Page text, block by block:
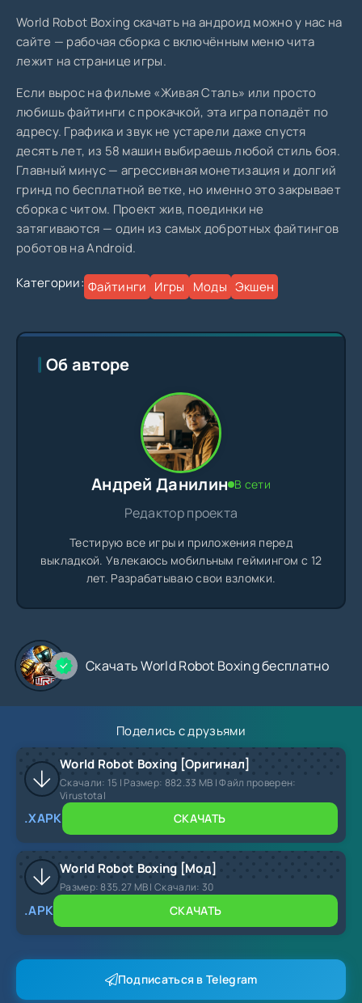
World Robot Boxing скачать на андроид можно у нас на
сайте — рабочая сборка с включённым меню чита
лежит на странице игры.
Если вырос на фильме «Живая Сталь» или просто
любишь файтинги с прокачкой, эта игра попадёт по
адресу. Графика и звук не устарели даже спустя
десять лет, из 58 машин выбираешь любой стиль боя.
Главный минус — агрессивная монетизация и долгий
гринд по бесплатной ветке, но именно это закрывает
сборка с читом. Проект жив, поединки не
затягиваются — один из самых добротных файтингов
роботов на Android.
Категории: Файтинги Игры Моды Экшен
Об авторе
Андрей Данилин В сети
Редактор проекта
Тестирую все игры и приложения перед
выкладкой. Увлекаюсь мобильным геймингом с 12
лет. Разрабатываю свои взломки.
Скачать World Robot Boxing бесплатно
Поделись с друзьями
World Robot Boxing [Оригинал]
Скачали: 15 | Размер: 882.33 MB | Файл проверен:
Virustotal
.XAPK СКАЧАТЬ
World Robot Boxing [Мод]
Размер:835.27 MB |Скачали: 30
.APK СКАЧАТЬ
Подписаться в Telegram